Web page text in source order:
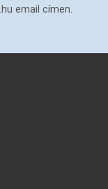
email címen.